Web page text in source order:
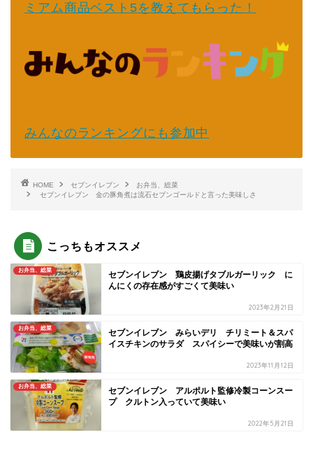
ミアム商品ベスト5を教えてもらった！
みんなのランキングにも参加中
HOME セブンイレブン
お弁当、総菜
セブンイレブン 金の豚角煮は流石セブンゴールドと言った美味しさ
こっちもオススメ
お弁当、総菜
セブンイレブン 鶏皮揚げタブルガーリック に
んにくの存在感がすごくて美味い
2023年2月21日
お弁当、総菜
セブンイレブン みらいデリ チリミート＆スパ
イスチキンのサラダ スパイシーで美味いが割高
2023年11月12日
お弁当、総菜
セブンイレブン アルポルト監修冷製コーンスー
プ クルトン入っていて美味い
2022年5月21日